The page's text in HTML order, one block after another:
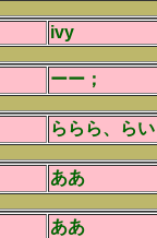
ivy
ーー；
ららら、らい
ああ
ああ